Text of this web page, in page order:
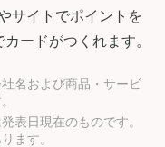
サイトでポイントを
ードがつくれます。
名および商品・サービ
表日現在のものです。
ます。